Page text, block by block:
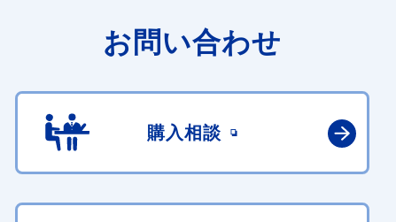
お問い合わせ
購入相談